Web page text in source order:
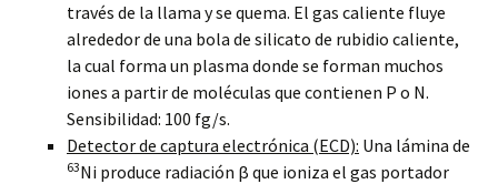
través de la llama y se quema. El gas caliente fluye
alrededor de una bola de silicato de rubidio caliente,
la cual forma un plasma donde se forman muchos
iones a partir de moléculas que contienen P o N.
Sensibilidad: 100 fg/s.
Detector de captura electrónica (ECD): Una lámina de
63Ni produce radiación β que ioniza el gas portador